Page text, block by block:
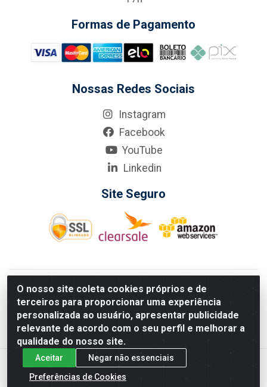
O nosso site coleta cookies próprios e de
terceiros para proporcionar uma experiência
personalizada ao usuário, apresentar publicidade
relevante de acordo com o seu perfil e melhorar a
qualidade do nosso site.
Aceitar
Negar não essenciais
Preferências de Cookies
Formas de Pagamento
Nossas Redes Sociais
Instagram
Facebook
YouTube
Linkedin
Site Seguro
KarneKeijo Logistica Integrada LTDA - Rod. Br-101 Sul, nº3700
- Barro, Recife/PE, 50900-400 CNPJ: 24.150.377/0001-95
Estados atendidos pela KarneKeijo: PE, PB e RN.